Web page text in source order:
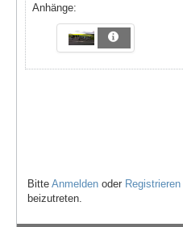
Anhänge:
Bitte Anmelden oder Registrieren
beizutreten.